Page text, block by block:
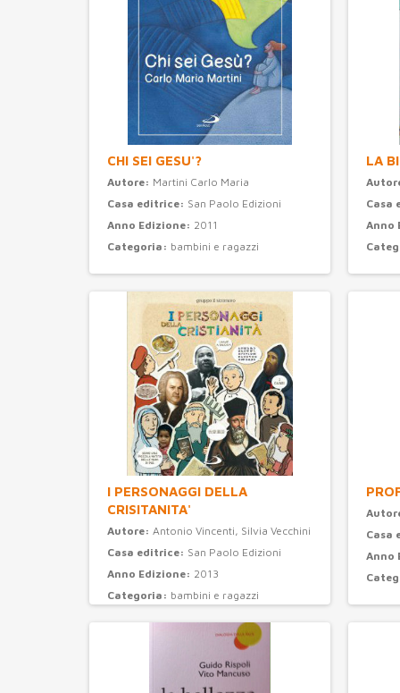
CHI SEI GESU'?
Autore: Martini Carlo Maria
Casa editrice: San Paolo Edizioni
Anno Edizione: 2011
Categoria: bambini e ragazzi
LA
Casa
Anno
I PERSONAGGI DELLA
CRISITANITA'
Autore: Antonio Vincenti, Silvia Vecchini
Casa editrice: San Paolo Edizioni
Anno Edizione: 2013
Categoria: bambini e ragazzi
Casa
Anno